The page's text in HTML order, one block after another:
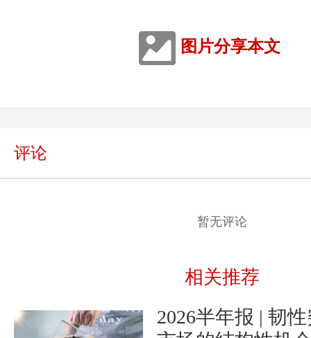
图片分享本文
评论
暂无评论
相关推荐
2026半年报 | 韧